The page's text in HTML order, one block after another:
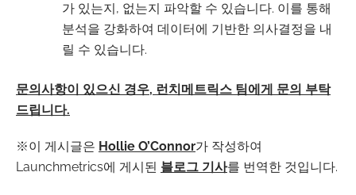
가 있는지, 없는지 파악할 수 있습니다. 이를 통해
분석을 강화하여 데이터에 기반한 의사결정을 내
릴 수 있습니다.
문의사항이 있으신 경우, 런치메트릭스 팀에게 문의 부탁
드립니다.
※이 게시글은 Hollie O’Connor가 작성하여
Launchmetrics에 게시된 블로그 기사를 번역한 것입니다.